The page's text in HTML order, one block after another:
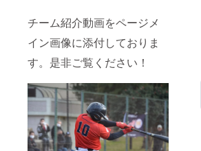
チーム紹介動画をページメ
イン画像に添付しておりま
す。是非ご覧ください！